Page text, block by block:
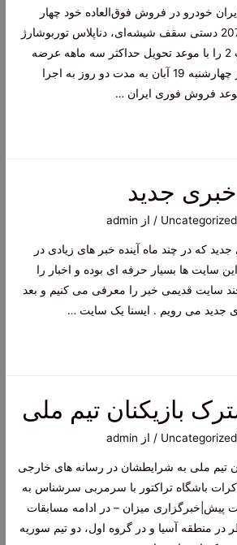
خودرو در فروش فوق‌العاده خود چهار
محصول راناپلاس، پژو 207 دستی سقف شیشه‌ای، دناپلاس توربوشارژ
اتوماتیک و پژو 206 تیپ 2 را با موعد تحویل حداکثر سه ماهه عرضه
می‌کند. این طرح از روز چهارشنبه 19 آبان به مدت دو روز به اجرا
فروش فوری ایران …
جدید
Uncategorized / از admin
که در چند ماه آینده خبر های زیادی در
سایت ها بسیار حرفه ای بوده و اخبار را
سایت قدیمی خبر را معرفی می کنیم و بعد
جدید می رویم . ایسنا یک سایت …
بازیکنان تیم ملی
Uncategorized / از admin
تیم ملی به شرایطشان در رسانه های خارجی
باشگاه تراکتور با سرمربی سرشناس به
میزان – در ادامه مسابقات
در منطقه آسیا و در گروه اول، دو تیم سوریه